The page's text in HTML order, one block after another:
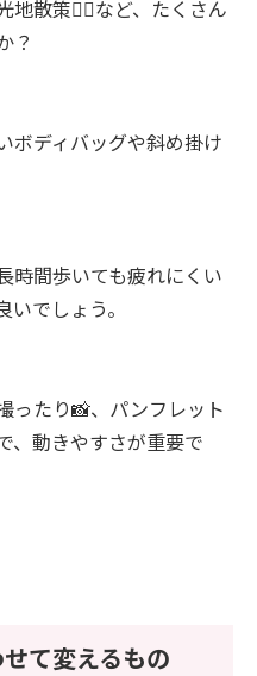
地散策🚶‍♂️など、たくさん
？
ボディバッグや斜め掛け
時間歩いても疲れにくい
でしょう。
ったり📸、パンフレット
、動きやすさが重要で
て変えるもの